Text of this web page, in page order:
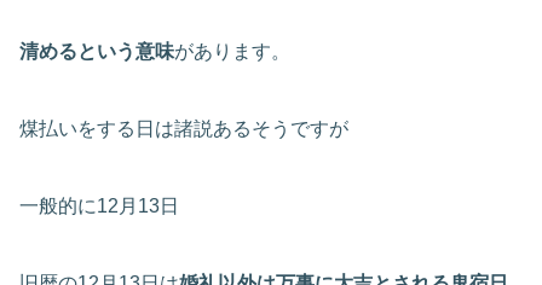
清めるという意味があります。
煤払いをする日は諸説あるそうですが
一般的に12月13日